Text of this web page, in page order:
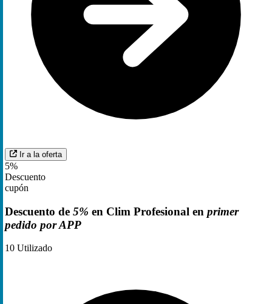
Ir a la oferta
5%
Descuento
cupón
Descuento de 5% en Clim Profesional en primer
pedido por APP
10 Utilizado